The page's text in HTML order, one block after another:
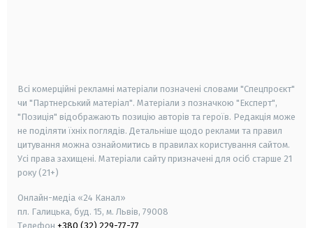
Всі комерційні рекламні матеріали позначені словами "Спецпроєкт"
чи "Партнерський матеріал". Матеріали з позначкою "Експерт",
"Позиція" відображають позицію авторів та героїв. Редакція може
не поділяти їхніх поглядів. Детальніше щодо реклами та правил
цитування можна ознайомитись в правилах користування сайтом.
Усі права захищені. Матеріали сайту призначені для осіб старше 21
року (21+)
Онлайн-медіа «24 Канал»
пл. Галицька, буд. 15, м. Львів, 79008
Телефон +380 (32) 229-77-77